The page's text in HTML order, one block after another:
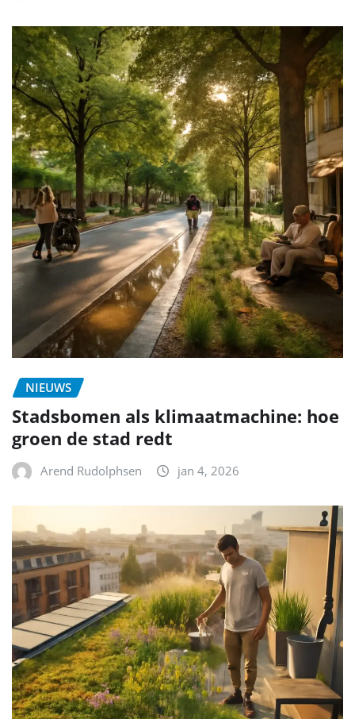
NIEUWS
Stadsbomen als klimaatmachine: hoe
groen de stad redt
Arend Rudolphsen jan 4, 2026